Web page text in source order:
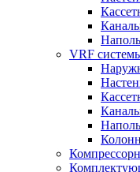
VRF